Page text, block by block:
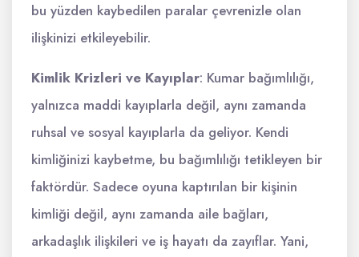
bu yüzden kaybedilen paralar çevrenizle olan
ilişkinizi etkileyebilir.
Kimlik Krizleri ve Kayıplar: Kumar bağımlılığı,
yalnızca maddi kayıplarla değil, aynı zamanda
ruhsal ve sosyal kayıplarla da geliyor. Kendi
kimliğinizi kaybetme, bu bağımlılığı tetikleyen bir
faktördür. Sadece oyuna kaptırılan bir kişinin
kimliği değil, aynı zamanda aile bağları,
arkadaşlık ilişkileri ve iş hayatı da zayıflar. Yani,